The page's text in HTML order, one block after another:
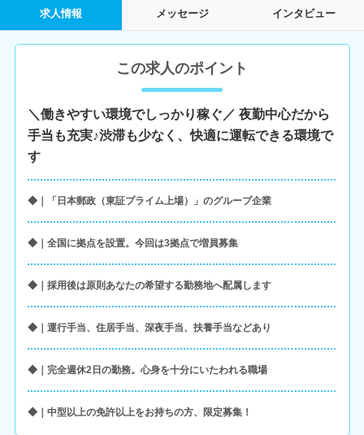
求人情報 メッセージ インタビュー
この求人のポイント
＼働きやすい環境でしっかり稼ぐ／ 夜勤中心だから
手当も充実♪渋滞も少なく、快適に運転できる環境で
す
◆｜「日本郵政（東証プライム上場）」のグループ企業
◆｜全国に拠点を設置。今回は3拠点で増員募集
◆｜採用後は原則あなたの希望する勤務地へ配属します
◆｜運行手当、住居手当、深夜手当、扶養手当などあり
◆｜完全週休2日の勤務。心身を十分にいたわれる職場
◆｜中型以上の免許以上をお持ちの方、限定募集！